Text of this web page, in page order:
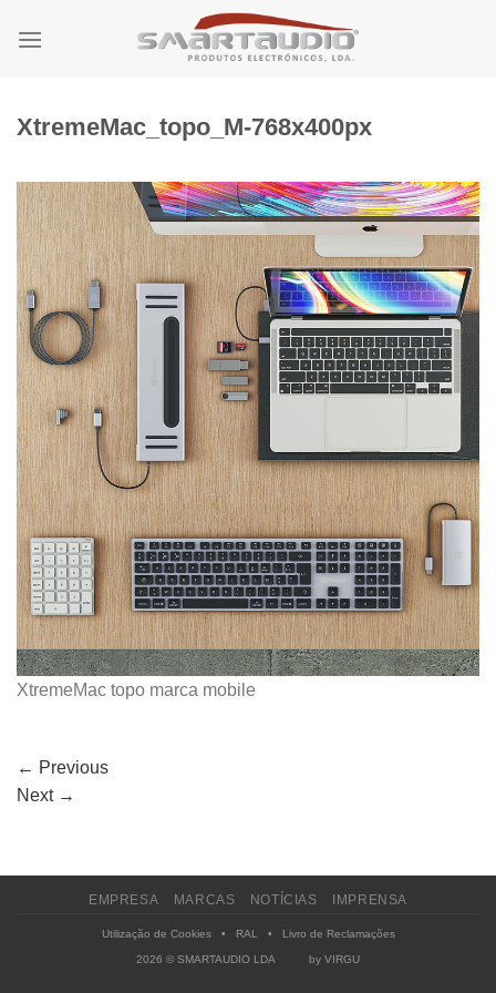
XtremeMac_topo_M-768x400px
XtremeMac topo marca mobile
← Previous
Next →
EMPRESA MARCAS NOTÍCIAS IMPRENSA
Utilização de Cookies• RAL • Livro de Reclamações
2026 © SMARTAUDIO LDA by VIRGU